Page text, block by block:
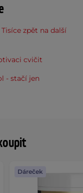
Dáreček
zpět na další
cvičit
- stačí jen